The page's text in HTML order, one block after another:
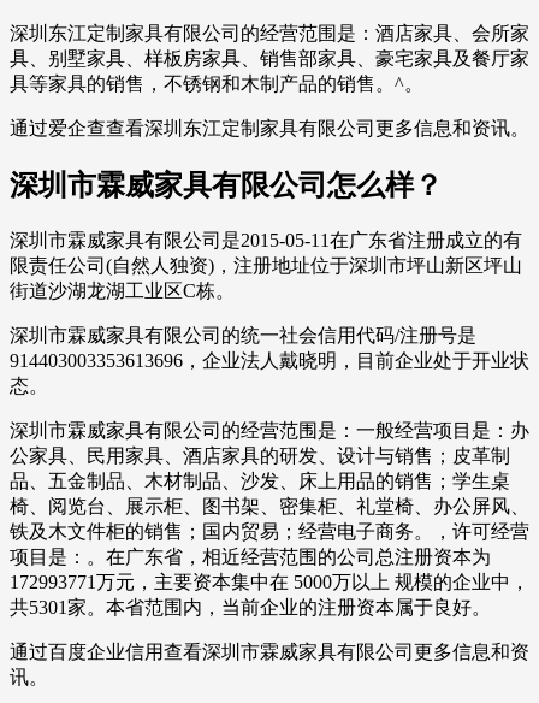
深圳东江定制家具有限公司的经营范围是：酒店家具、会所家
具、别墅家具、样板房家具、销售部家具、豪宅家具及餐厅家
具等家具的销售，不锈钢和木制产品的销售。^。
通过爱企查查看深圳东江定制家具有限公司更多信息和资讯。
深圳市霖威家具有限公司怎么样？
深圳市霖威家具有限公司是2015-05-11在广东省注册成立的有
限责任公司(自然人独资)，注册地址位于深圳市坪山新区坪山
街道沙湖龙湖工业区C栋。
深圳市霖威家具有限公司的统一社会信用代码/注册号是
914403003353613696，企业法人戴晓明，目前企业处于开业状
态。
深圳市霖威家具有限公司的经营范围是：一般经营项目是：办
公家具、民用家具、酒店家具的研发、设计与销售；皮革制
品、五金制品、木材制品、沙发、床上用品的销售；学生桌
椅、阅览台、展示柜、图书架、密集柜、礼堂椅、办公屏风、
铁及木文件柜的销售；国内贸易；经营电子商务。，许可经营
项目是：。在广东省，相近经营范围的公司总注册资本为
172993771万元，主要资本集中在 5000万以上 规模的企业中，
共5301家。本省范围内，当前企业的注册资本属于良好。
通过百度企业信用查看深圳市霖威家具有限公司更多信息和资
讯。